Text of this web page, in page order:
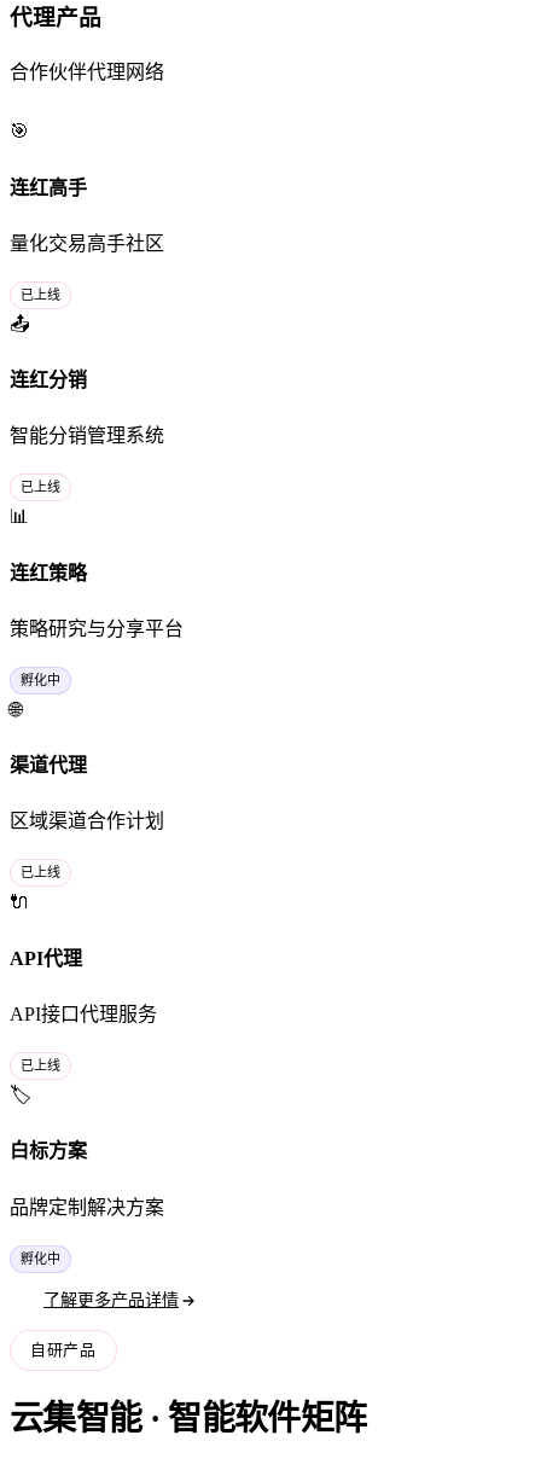
代理产品
合作伙伴代理网络
🎯
连红高手
量化交易高手社区
已上线
📤
连红分销
智能分销管理系统
已上线
📊
连红策略
策略研究与分享平台
孵化中
🌐
渠道代理
区域渠道合作计划
已上线
🔌
API代理
API接口代理服务
已上线
🏷️
白标方案
品牌定制解决方案
孵化中
了解更多产品详情
自研产品
云集智能 · 智能软件矩阵